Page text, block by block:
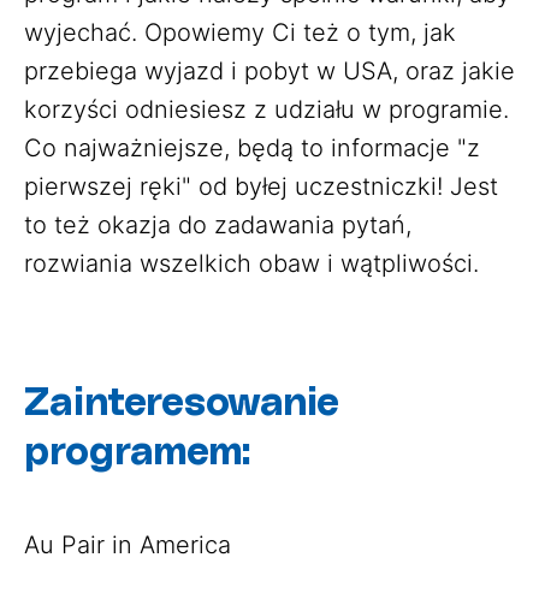
wyjechać. Opowiemy Ci też o tym, jak
przebiega wyjazd i pobyt w USA, oraz jakie
korzyści odniesiesz z udziału w programie.
Co najważniejsze, będą to informacje "z
pierwszej ręki" od byłej uczestniczki! Jest
to też okazja do zadawania pytań,
rozwiania wszelkich obaw i wątpliwości.
Zainteresowanie
programem:
Au Pair in America